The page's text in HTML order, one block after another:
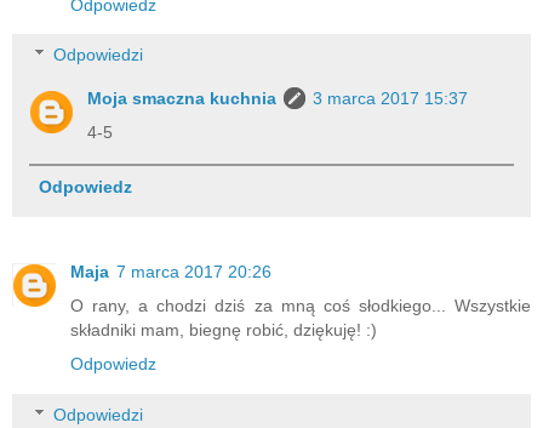
Odpowiedz
Odpowiedzi
Moja smaczna kuchnia
3 marca 2017 15:37
4-5
Odpowiedz
Maja 7 marca 2017 20:26
O rany, a chodzi dziś za mną coś słodkiego... Wszystkie
składniki mam, biegnę robić, dziękuję! :)
Odpowiedz
Odpowiedzi